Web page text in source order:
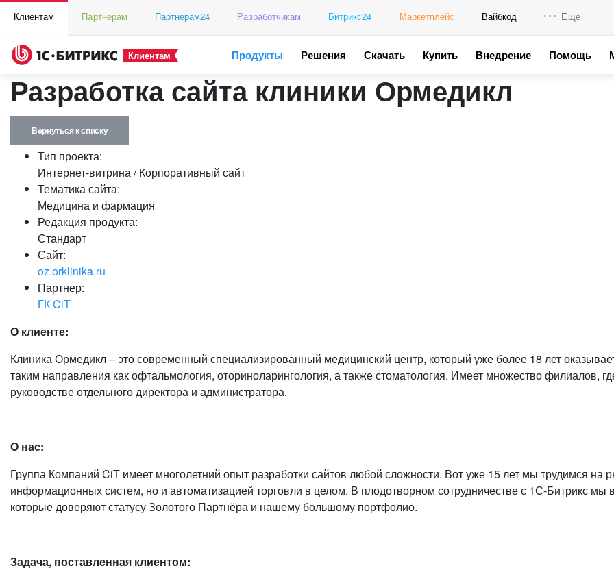
Клиентам Партнерам Партнерам24 Разработчикам Битрикс24 Маркетплейс Вайбкод Ещё
Клиентам Продукты Решения Скачать Купить Внедрение Помощь
Разработка сайта клиники Ормедикл
Вернуться к списку
Тип проекта:
Интернет-витрина / Корпоративный сайт
Тематика сайта:
Медицина и фармация
Редакция продукта:
Стандарт
Сайт:
oz.orklinika.ru
Партнер:
ГК CiT
О клиенте:
Клиника Ормедикл – это современный специализированный медицинский центр, который уже более 18 лет
таким направления как офтальмология, оториноларингология, а также стоматология. Имеет множество филиалов,
руководстве отдельного директора и администратора.
О нас:
Группа Компаний CiT имеет многолетний опыт разработки сайтов любой сложности. Вот уже 15 лет мы трудимся на
информационных систем, но и автоматизацией торговли в целом. В плодотворном сотрудничестве с 1С-Битрикс мы
которые доверяют статусу Золотого Партнёра и нашему большому портфолио.
Задача, поставленная клиентом: